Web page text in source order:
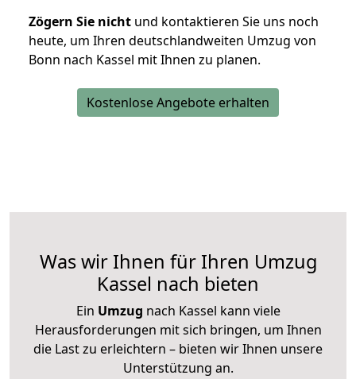
Zögern Sie nicht und kontaktieren Sie uns noch
heute, um Ihren deutschlandweiten Umzug von
Bonn nach Kassel mit Ihnen zu planen.
Kostenlose Angebote erhalten
Was wir Ihnen für Ihren Umzug
Kassel nach bieten
Ein Umzug nach Kassel kann viele
Herausforderungen mit sich bringen, um Ihnen
die Last zu erleichtern – bieten wir Ihnen unsere
Unterstützung an.